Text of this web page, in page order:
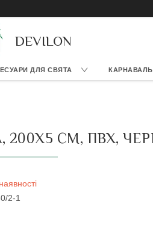
DEVILON
ДЛЯ СВЯТА
СМ, ПВХ,
2-1